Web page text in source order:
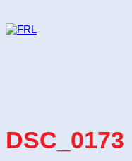
DSC_0173